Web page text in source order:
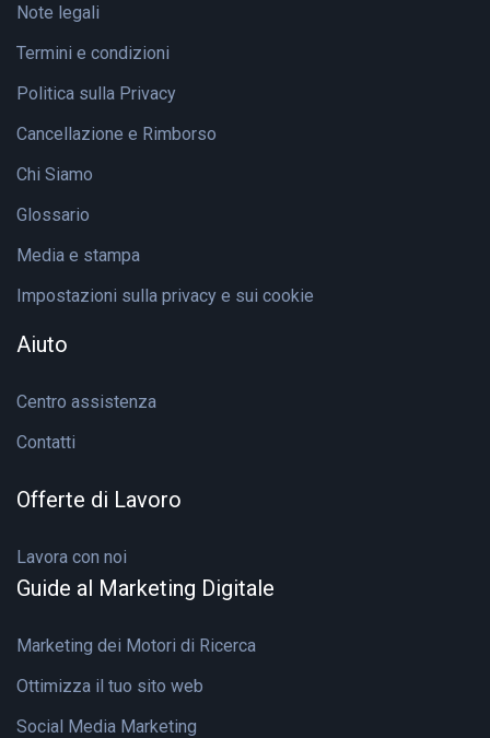
Note legali
Termini e condizioni
Politica sulla Privacy
Cancellazione e Rimborso
Chi Siamo
Glossario
Media e stampa
Impostazioni sulla privacy e sui cookie
Aiuto
Centro assistenza
Contatti
Offerte di Lavoro
Lavora con noi
Guide al Marketing Digitale
Marketing dei Motori di Ricerca
Ottimizza il tuo sito web
Social Media Marketing